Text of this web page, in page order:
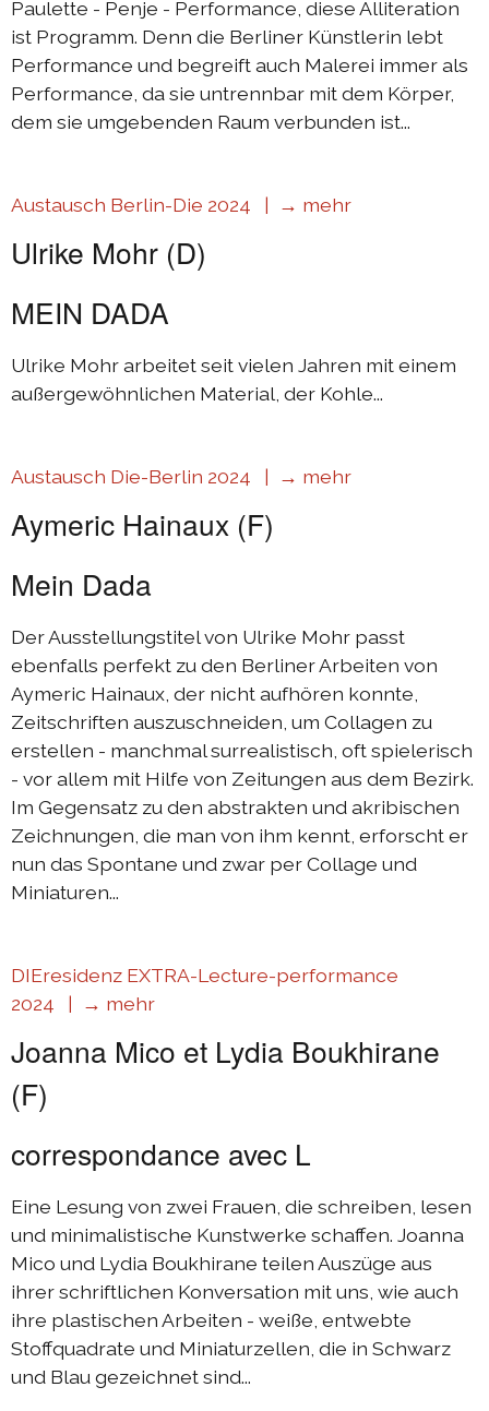
Paulette - Penje - Performance, diese Alliteration
ist Programm. Denn die Berliner Künstlerin lebt
Performance und begreift auch Malerei immer als
Performance, da sie untrennbar mit dem Körper,
dem sie umgebenden Raum verbunden ist...
Austausch Berlin-Die 2024 | → mehr
Ulrike Mohr (D)
MEIN DADA
Ulrike Mohr arbeitet seit vielen Jahren mit einem
außergewöhnlichen Material, der Kohle...
Austausch Die-Berlin 2024 | → mehr
Aymeric Hainaux (F)
Mein Dada
Der Ausstellungstitel von Ulrike Mohr passt
ebenfalls perfekt zu den Berliner Arbeiten von
Aymeric Hainaux, der nicht aufhören konnte,
Zeitschriften auszuschneiden, um Collagen zu
erstellen - manchmal surrealistisch, oft spielerisch
- vor allem mit Hilfe von Zeitungen aus dem Bezirk.
Im Gegensatz zu den abstrakten und akribischen
Zeichnungen, die man von ihm kennt, erforscht er
nun das Spontane und zwar per Collage und
Miniaturen...
DIEresidenz EXTRA-Lecture-performance
2024 |
→ mehr
Joanna Mico et Lydia Boukhirane
(F)
correspondance avec L
Eine Lesung von zwei Frauen, die schreiben, lesen
und minimalistische Kunstwerke schaffen. Joanna
Mico und Lydia Boukhirane teilen Auszüge aus
ihrer schriftlichen Konversation mit uns, wie auch
ihre plastischen Arbeiten - weiße, entwebte
Stoffquadrate und Miniaturzellen, die in Schwarz
und Blau gezeichnet sind...